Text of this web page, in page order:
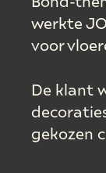
werkte
voor
De klant
gekozen